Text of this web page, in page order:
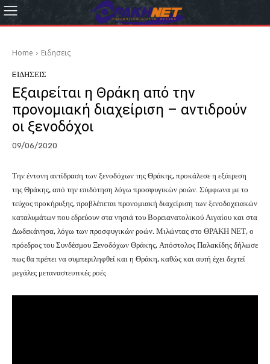
Home Eιδησεις
EΙΔΗΣΕΙΣ
Εξαιρείται η Θράκη από την
προνομιακή διαχείριση – αντιδρούν
οι ξενοδόχοι
09/06/2020
Την έντονη αντίδραση των ξενοδόχων της Θράκης, προκάλεσε η εξάιρεση
της Θράκης, από την επιδότηση λόγω προσφυγικών ροών. Σύμφωνα με το
τεύχος προκήρυξης, προβλέπεται προνομιακή διαχείριση των ξενοδοχειακών
καταλυμάτων που εδρεύουν στα νησιά του Βορειανατολικού Αιγαίου και στα
Δωδεκάνησα, λόγω των προσφυγικών ροών. Μιλώντας στο ΘΡΑΚΗ ΝΕΤ, ο
πρόεδρος του Συνδέσμου Ξενοδόχων Θράκης, Απόστολος Παλακίδης δήλωσε
πως θα πρέπει να συμπεριληφθεί και η Θράκη, καθώς και αυτή έχει δεχτεί
μεγάλες μεταναστευτικές ροές